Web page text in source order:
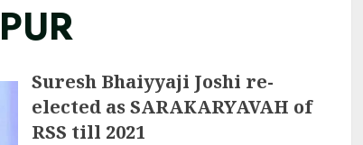
Suresh Bhaiyyaji Joshi re-
elected as SARAKARYAVAH of
RSS till 2021